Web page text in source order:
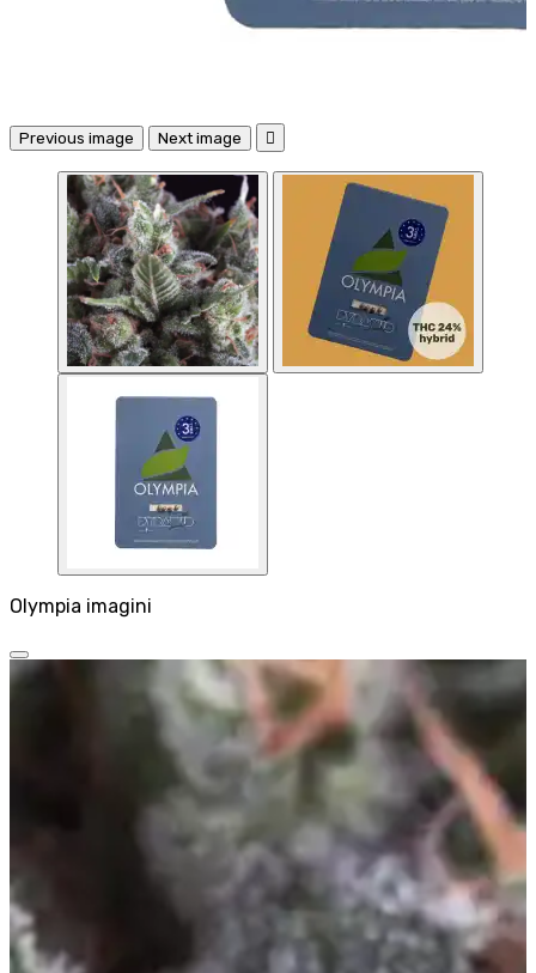
Previous image Next image 
Olympia imagini